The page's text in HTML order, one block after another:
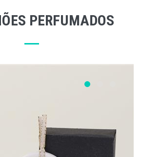
PERFUMADOS